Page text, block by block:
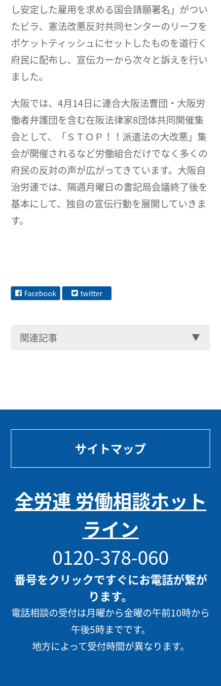
し安定した雇用を求める国会請願署名」がつい
たビラ、憲法改悪反対共同センターのリーフを
ポケットティッシュにセットしたものを道行く
府民に配布し、宣伝カーから次々と訴えを行い
ました。
大阪では、4月14日に連合大阪法曹団・大阪労
働者弁護団を含む在阪法律家8団体共同開催集
会として、「ＳＴＯＰ！！派遣法の大改悪」集
会が開催されるなど労働組合だけでなく多くの
府民の反対の声が広がってきています。大阪自
治労連では、隔週月曜日の書記局会議終了後を
基本にして、独自の宣伝行動を展開していきま
す。
Facebook twitter
関連記事
サイトマップ
全労連 労働相談ホット
ライン
0120-378-060
番号をクリックですぐにお電話が繋が
ります。
電話相談の受付は月曜から金曜の午前10時から
午後5時までです。
地方によって受付時間が異なります。